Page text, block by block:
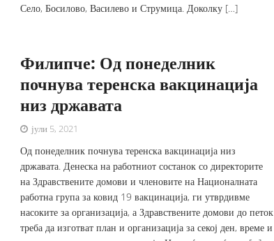
Село, Босилово, Василево и Струмица. Доколку […]
Филипче: Од понеделник
почнува теренска вакцинација
низ државата
јули 5, 2021
Од понеделник почнува теренска вакцинација низ
државата. Денеска на работниот состанок со директорите
на Здравствените домови и членовите на Националната
работна група за ковид 19 вакцинација, ги утврдивме
насоките за организација, а Здравствените домови до петок
треба да изготват план и организација за секој ден, време и